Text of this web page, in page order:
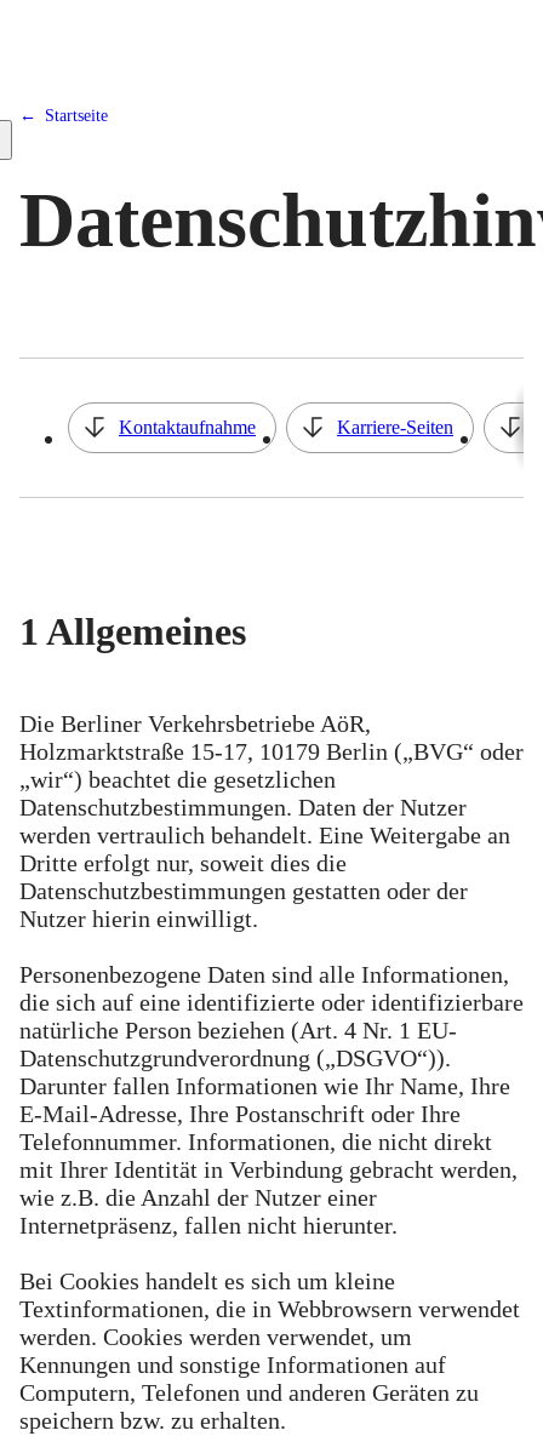
Startseite
Kontaktaufnahme Karriere-Seiten
1 Allgemeines
Die Berliner Verkehrsbetriebe AöR,
Holzmarktstraße 15-17, 10179 Berlin („BVG“ oder
„wir“) beachtet die gesetzlichen
Datenschutzbestimmungen. Daten der Nutzer
werden vertraulich behandelt. Eine Weitergabe an
Dritte erfolgt nur, soweit dies die
Datenschutzbestimmungen gestatten oder der
Nutzer hierin einwilligt.
Personenbezogene Daten sind alle Informationen,
die sich auf eine identifizierte oder identifizierbare
natürliche Person beziehen (Art. 4 Nr. 1 EU-
Datenschutzgrundverordnung („DSGVO“)).
Darunter fallen Informationen wie Ihr Name, Ihre
E-Mail-Adresse, Ihre Postanschrift oder Ihre
Telefonnummer. Informationen, die nicht direkt
mit Ihrer Identität in Verbindung gebracht werden,
wie z.B. die Anzahl der Nutzer einer
Internetpräsenz, fallen nicht hierunter.
Bei Cookies handelt es sich um kleine
Textinformationen, die in Webbrowsern verwendet
werden. Cookies werden verwendet, um
Kennungen und sonstige Informationen auf
Computern, Telefonen und anderen Geräten zu
speichern bzw. zu erhalten.